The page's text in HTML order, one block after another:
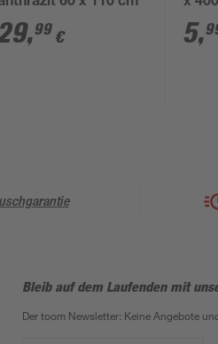
,99 € 5,
Bleib auf dem Laufenden mit
Der toom Newsletter: Keine Angebote